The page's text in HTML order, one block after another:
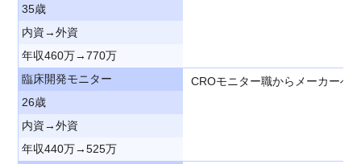
35歳
内資→外資
年収460万→770万
臨床開発モニター
CROモニター職からメーカーへ
26歳
内資→外資
年収440万→525万